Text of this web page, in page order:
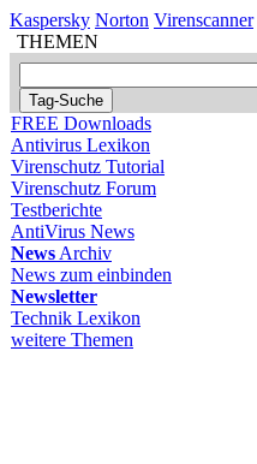
Kaspersky Norton Virenscanner
THEMEN
FREE Downloads
Antivirus Lexikon
Virenschutz Tutorial
Virenschutz Forum
Testberichte
AntiVirus News
News Archiv
News zum einbinden
Newsletter
Technik Lexikon
weitere Themen